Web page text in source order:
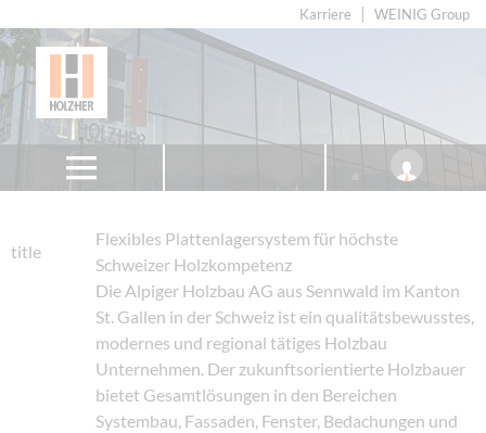
Karriere WEINIG Group
title
Flexibles Plattenlagersystem für höchste
Schweizer Holzkompetenz
Die Alpiger Holzbau AG aus Sennwald im Kanton
St. Gallen in der Schweiz ist ein qualitätsbewusstes,
modernes und regional tätiges Holzbau
Unternehmen. Der zukunftsorientierte Holzbauer
bietet Gesamtlösungen in den Bereichen
Systembau, Fassaden, Fenster, Bedachungen und